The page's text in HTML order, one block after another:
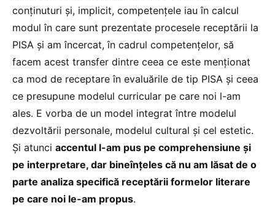
conținuturi și, implicit, competențele iau în calcul
modul în care sunt prezentate procesele receptării la
PISA și am încercat, în cadrul competențelor, să
facem acest transfer dintre ceea ce este menționat
ca mod de receptare în evaluările de tip PISA și ceea
ce presupune modelul curricular pe care noi l-am
ales. E vorba de un model integrat între modelul
dezvoltării personale, modelul cultural și cel estetic.
Și atunci accentul l-am pus pe comprehensiune și
pe interpretare, dar bineînțeles că nu am lăsat de o
parte analiza specifică receptării formelor literare
pe care noi le-am propus.